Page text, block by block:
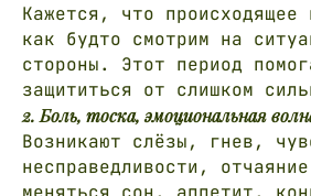
Кажется, что происходящее
как будто смотрим на
стороны. Этот период
защититься от слишком
2. Боль, тоска, эмоциональная
Возникают слёзы, гнев,
несправедливости,